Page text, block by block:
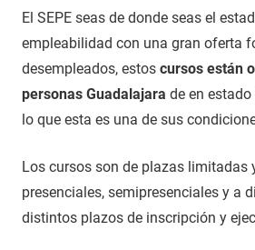
El SEPE seas de donde seas el
empleabilidad con una gran oferta
desempleados, estos cursos están
personas Guadalajara de en
lo que esta es una de sus
Los cursos son de plazas limitadas
presenciales, semipresenciales y a
distintos plazos de inscripción y